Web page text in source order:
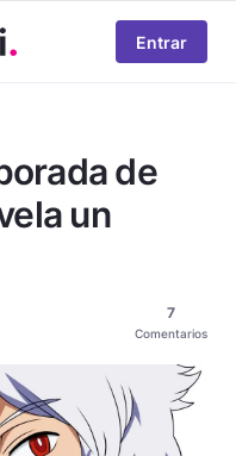
Entrar
de
un
7
Comentarios